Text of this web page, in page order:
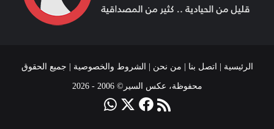
الرئيسية اتصل بنا من نحن الشروط والخصوصية | جميع الحقوق
محفوظة، عكس السير© 2006 - 2026